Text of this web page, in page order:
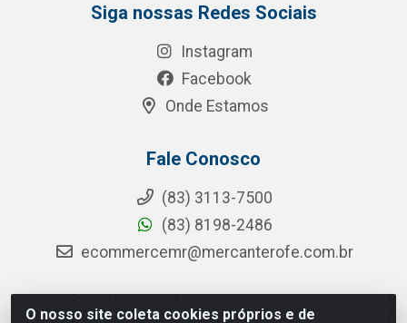
O nosso site coleta cookies próprios e de
Siga nossas Redes Sociais
Instagram
Facebook
Onde Estamos
Fale Conosco
(83) 3113-7500
(83) 8198-2486
ecommercemr@mercanterofe.com.br